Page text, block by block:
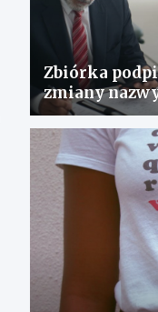
Zbiórka
zmiany
Kaczyńskich